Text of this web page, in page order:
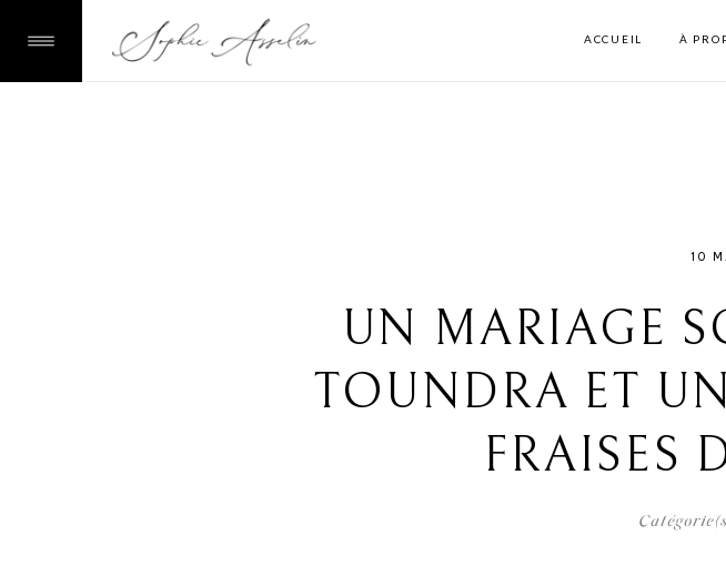
ACCUEIL À
10
UN MARIAGE
TOUNDRA ET
FRAISES